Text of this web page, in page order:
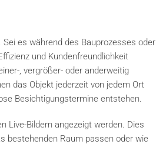
es während des Bauprozesses oder
und Kundenfreundlichkeit
, vergrößer- oder anderweitig
das Objekt jederzeit von jedem Ort
Besichtigungstermine entstehen.
Live-Bildern angezeigt werden. Dies
bestehenden Raum passen oder wie